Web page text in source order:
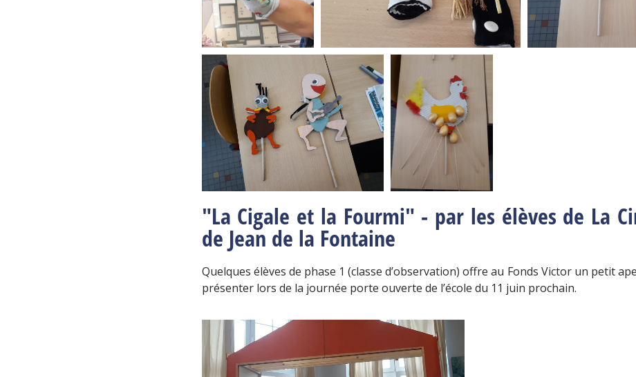
"La Cigale et la Fourmi" - par les élèves de La
de Jean de la Fontaine
Quelques élèves de phase 1 (classe d’observation) offre au Fonds Victor un petit
présenter lors de la journée porte ouverte de l’école du 11 juin prochain.